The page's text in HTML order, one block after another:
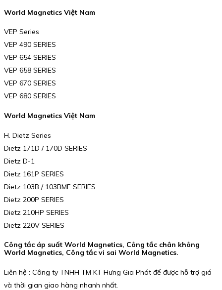
World Magnetics Việt Nam
VEP Series
VEP 490 SERIES
VEP 654 SERIES
VEP 658 SERIES
VEP 670 SERIES
VEP 680 SERIES
World Magnetics Việt Nam
H. Dietz Series
Dietz 171D / 170D SERIES
Dietz D-1
Dietz 161P SERIES
Dietz 103B / 103BMF SERIES
Dietz 200P SERIES
Dietz 210HP SERIES
Dietz 220V SERIES
Công tắc áp suất World Magnetics, Công tắc chân không
World Magnetics, Công tắc vi sai World Magnetics.
Liên hệ : Công ty TNHH TM KT Hưng Gia Phát để được hỗ trợ giá
và thời gian giao hàng nhanh nhất.